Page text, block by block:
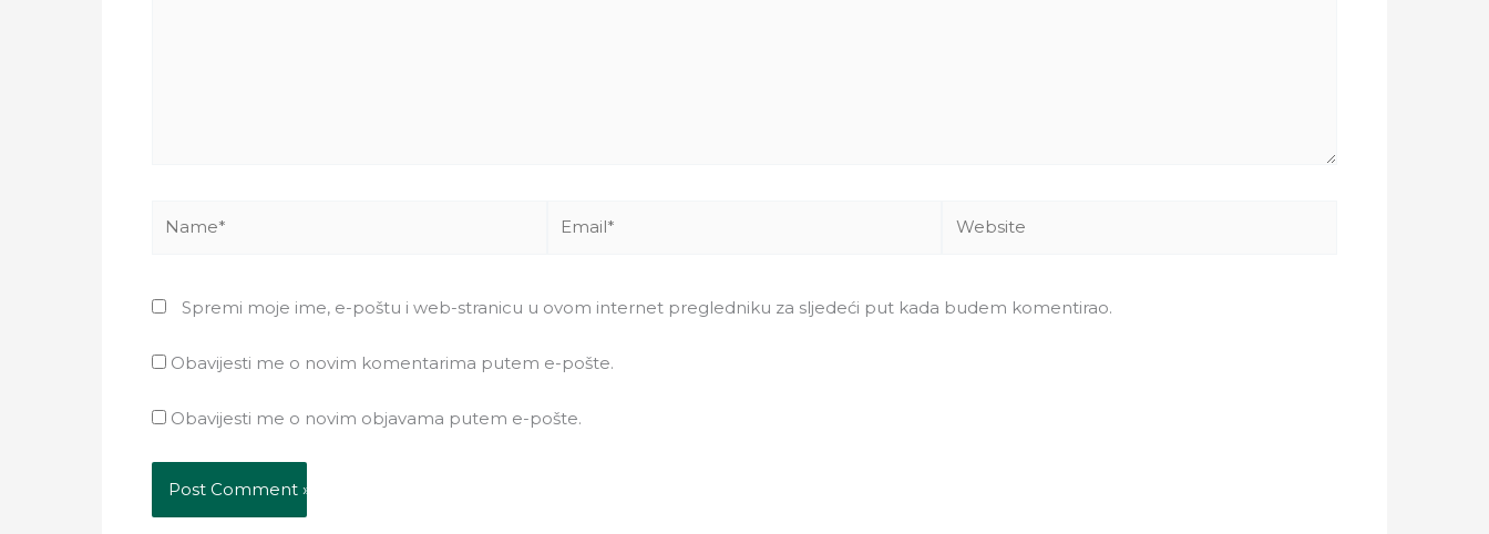
Spremi moje ime, e-poštu i web-stranicu u ovom internet pregledniku za sljedeći put kada budem komentirao.
Obavijesti me o novim komentarima putem e-pošte.
Obavijesti me o novim objavama putem e-pošte.